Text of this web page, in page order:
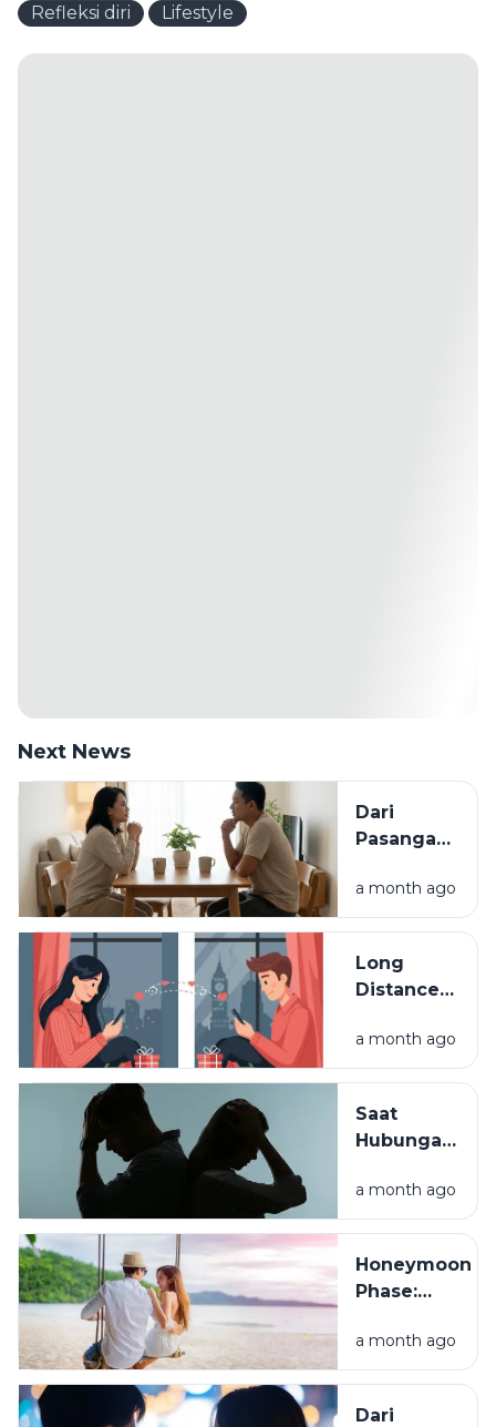
Refleksi diri
Lifestyle
Next News
Dari
Pasangan
Seumur
Hidup:
Hubungan
Disebut
a month ago
Long
Distance
(LDR):
Tantangan
Menjaganya
a month ago
Saat
Hubungan
Konflik,
Kompromi,
Komunikasi
a month ago
Honeymoon
Phase:
Semua
Terasa
a month ago
Dari